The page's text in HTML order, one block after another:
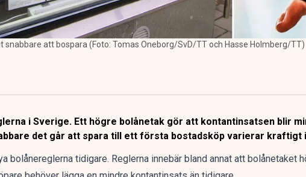
snabbare att bospara (Foto: Tomas Oneborg/SvD/TT och Hasse Holmberg/TT)
i Sverige. Ett högre bolånetak gör att kontantinsatsen blir
det går att spara till ett första bostadsköp varierar kraftigt
bolånereglerna tidigare. Reglerna innebär bland annat att bolånetaket